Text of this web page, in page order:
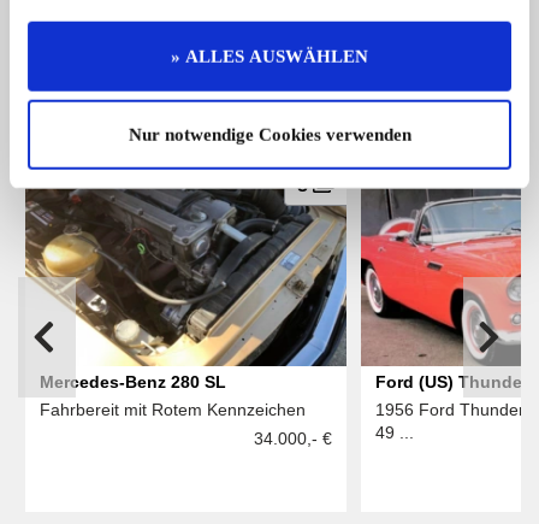
» ALLES AUSWÄHLEN
Nur notwendige Cookies verwenden
8
Mercedes-Benz 280 SL
Fahrbereit mit Rotem Kennzeichen
34.000,- €
Ford (US)
1956 Ford
49 ...